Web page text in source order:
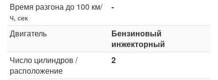
Время разгона до 100 км/
ч, сек
-
Двигатель
Бензиновый
инжекторный
Число цилиндров /
расположение
2